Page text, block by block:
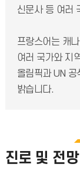
신문사 등 여러
프랑스어는 캐
여러 국가와 지
올림픽과 UN 공
밝습니다.
진로 및 전망